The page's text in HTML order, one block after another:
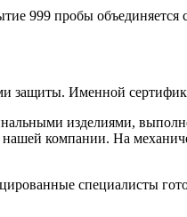
999 пробы
Именной
изделиями,
компании. На
специалисты